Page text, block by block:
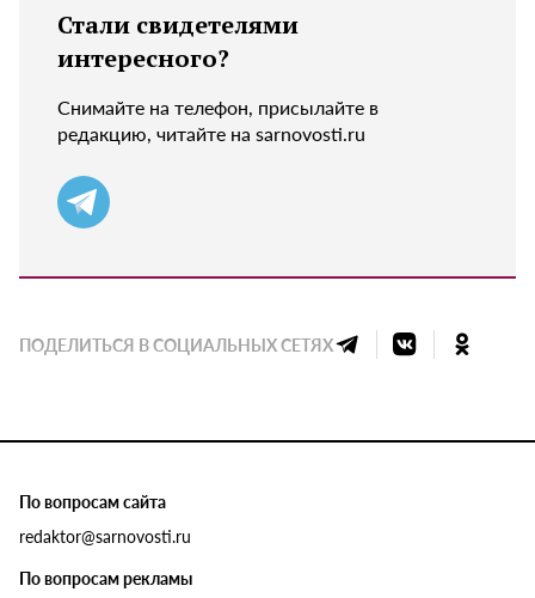
Стали свидетелями
интересного?
Снимайте на телефон, присылайте в
редакцию, читайте на sarnovosti.ru
ПОДЕЛИТЬСЯ В СОЦИАЛЬНЫХ СЕТЯХ
По вопросам сайта
redaktor@sarnovosti.ru
По вопросам рекламы